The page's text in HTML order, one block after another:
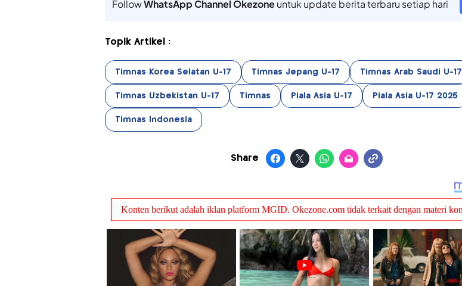
FollowWhatsApp Channel Okezoneuntuk update berita terbaru setiap hari
Topik Artikel :
Timnas Korea Selatan U-17 Timnas Jepang U-17 Timnas Arab Saudi U-17
Timnas Uzbekistan U-17 Timnas Piala Asia U-17 Piala Asia U-17 2025
Timnas Indonesia
Share